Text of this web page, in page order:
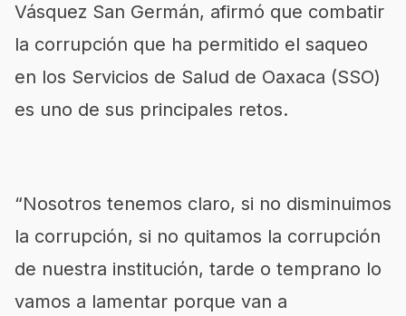
Vásquez San Germán, afirmó que combatir
la corrupción que ha permitido el saqueo
en los Servicios de Salud de Oaxaca (SSO)
es uno de sus principales retos.
“Nosotros tenemos claro, si no disminuimos
la corrupción, si no quitamos la corrupción
de nuestra institución, tarde o temprano lo
vamos a lamentar porque van a